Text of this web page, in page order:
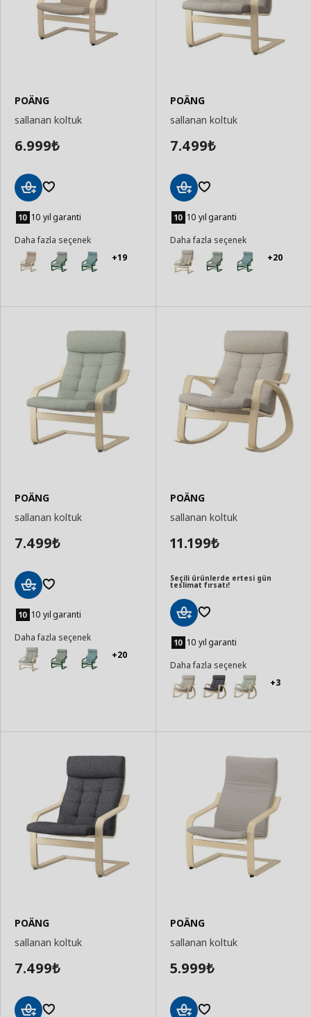
POÄNG
sallanan koltuk
6.999₺
Ekle 10 yıl garanti
Daha fazla seçenek
+19
POÄNG
sallanan koltuk
7.499₺
Ekle 10 yıl garanti
Daha fazla seçenek
+20
POÄNG
sallanan koltuk
7.499₺
Ekle 10 yıl garanti
Daha fazla seçenek
+20
POÄNG
sallanan koltuk
11.199₺
Seçili ürünlerde ertesi gün
teslimat fırsatı!
Ekle 10 yıl garanti
Daha fazla seçenek
+3
POÄNG
sallanan koltuk
7.499₺
POÄNG
sallanan koltuk
5.999₺